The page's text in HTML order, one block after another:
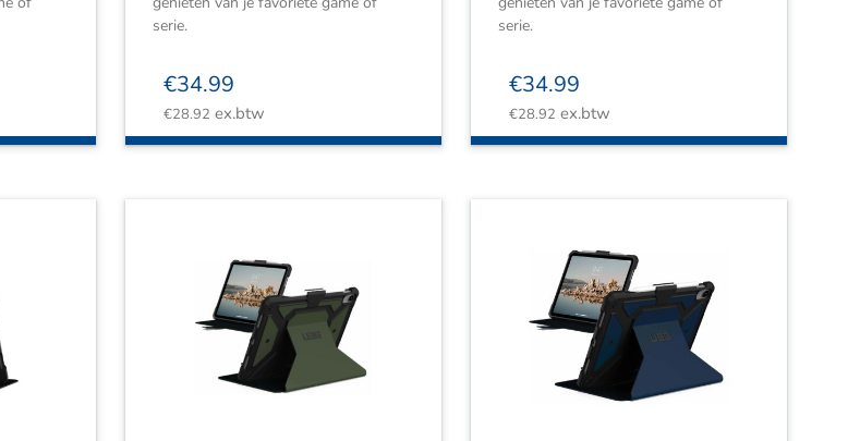
serie.
€34.99
€28.92 ex.btw
serie.
€34.99
€28.92 ex.btw